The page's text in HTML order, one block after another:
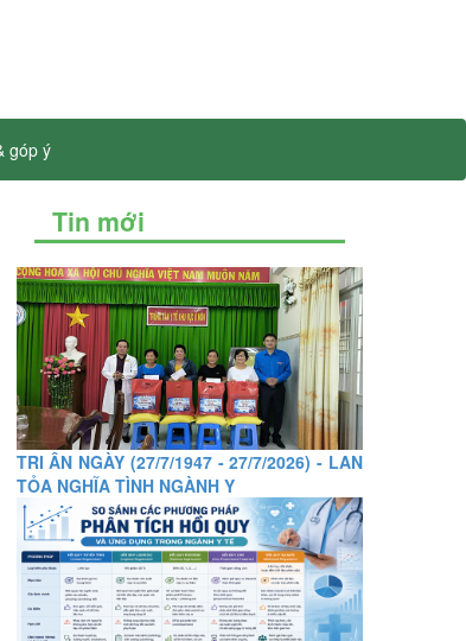
góp ý
Tin mới
TRI ÂN NGÀY (27/7/1947 - 27/7/2026) - LAN
TỎA NGHĨA TÌNH NGÀNH Y